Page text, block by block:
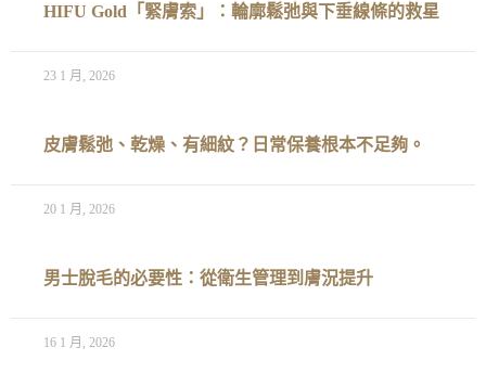
HIFU Gold「緊膚索」：輪廓鬆弛與下垂線條的救星
23 1 月, 2026
皮膚鬆弛、乾燥、有細紋？日常保養根本不足夠。
20 1 月, 2026
男士脫毛的必要性：從衛生管理到膚況提升
16 1 月, 2026